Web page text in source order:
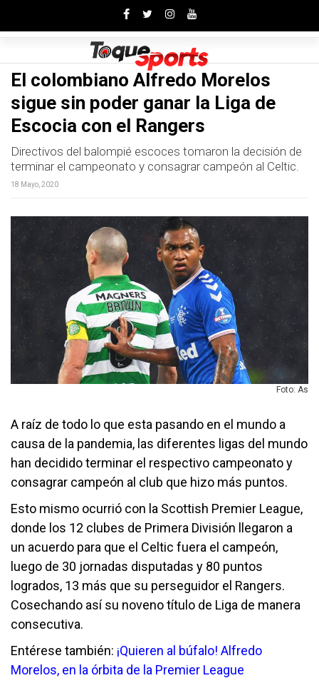
El colombiano Alfredo Morelos
sigue sin poder ganar la Liga de
Escocia con el Rangers
Directivos del balompié escoces tomaron la decisión de
terminar el campeonato y consagrar campeón al Celtic.
18 Mayo, 2020
Foto: As
A raíz de todo lo que esta pasando en el mundo a
causa de la pandemia, las diferentes ligas del mundo
han decidido terminar el respectivo campeonato y
consagrar campeón al club que hizo más puntos.
Esto mismo ocurrió con la Scottish Premier League,
donde los 12 clubes de Primera División llegaron a
un acuerdo para que el Celtic fuera el campeón,
luego de 30 jornadas disputadas y 80 puntos
logrados, 13 más que su perseguidor el Rangers.
Cosechando así su noveno título de Liga de manera
consecutiva.
Entérese también: ¡Quieren al búfalo! Alfredo
Morelos, en la órbita de la Premier League